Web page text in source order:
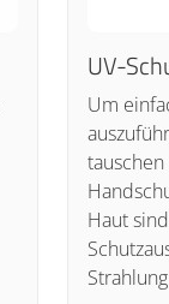
UV-
Um
tauschen
Haut